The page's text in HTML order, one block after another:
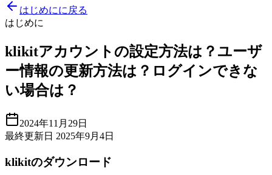
はじめにに戻る
はじめに
klikitアカウントの設定方法は？ユーザ
ー情報の更新方法は？ログインできな
い場合は？
2024年11月29日
最終更新日 2025年9月4日
klikitのダウンロード